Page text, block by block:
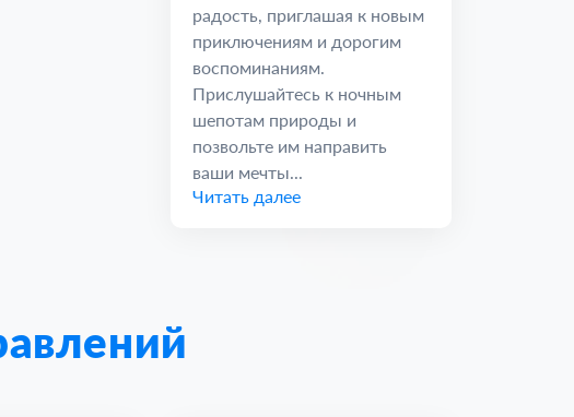
радость, приглашая к новым
приключениям и дорогим
воспоминаниям.
Прислушайтесь к ночным
шепотам природы и
позвольте им направить
ваши мечты...
Читать далее